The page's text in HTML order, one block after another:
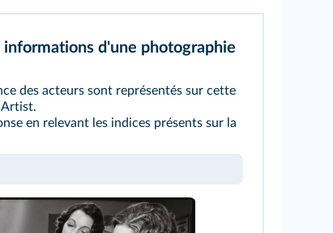
informations d'une photographie
des acteurs sont représentés sur cette
en relevant les indices présents sur la